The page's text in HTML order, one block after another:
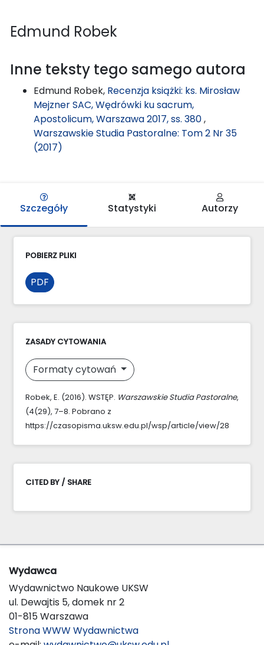
Edmund Robek
Inne teksty tego samego autora
Edmund Robek, Recenzja książki: ks. Mirosław
Mejzner SAC, Wędrówki ku sacrum,
Apostolicum, Warszawa 2017, ss. 380,
Warszawskie Studia Pastoralne: Tom 2 Nr 35
(2017)
Szczegóły Statystyki Autorzy
POBIERZ PLIKI
PDF
ZASADY CYTOWANIA
Formaty cytowań
Robek, E. (2016). WSTĘP. Warszawskie Studia Pastoralne,
(4(29), 7–8. Pobrano z
https://czasopisma.uksw.edu.pl/wsp/article/view/28
CITED BY / SHARE
Wydawca
Wydawnictwo Naukowe UKSW
ul. Dewajtis 5, domek nr 2
01-815 Warszawa
Strona WWW Wydawnictwa